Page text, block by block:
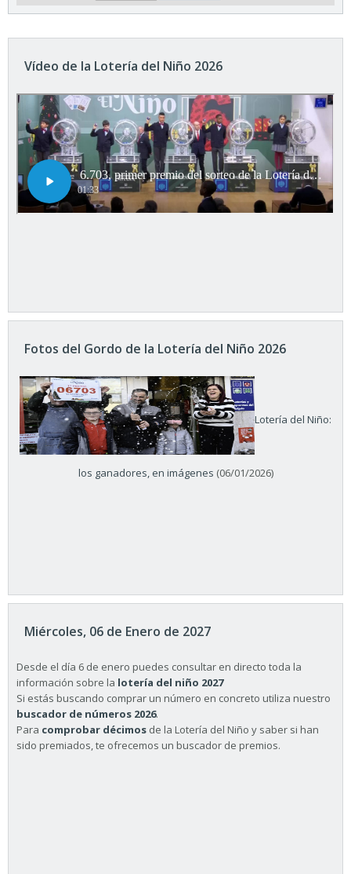
Vídeo de la Lotería del Niño 2026
Fotos del Gordo de la Lotería del Niño 2026
Lotería del Niño:
los ganadores, en imágenes (06/01/2026)
Miércoles, 06 de Enero de 2027
Desde el día 6 de enero puedes consultar en directo toda la
información sobre la lotería del niño 2027
Si estás buscando comprar un número en concreto utiliza nuestro
buscador de números 2026.
Para comprobar décimos de la Lotería del Niño y saber si han
sido premiados, te ofrecemos un buscador de premios.